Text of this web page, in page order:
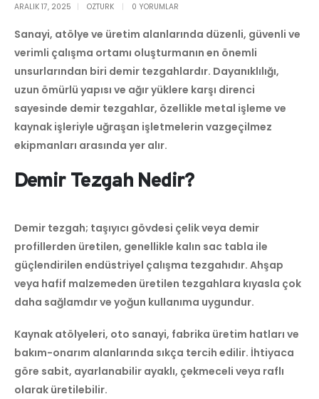
ARALIK 17, 2025 OZTURK 0 YORUMLAR
Sanayi, atölye ve üretim alanlarında düzenli, güvenli ve
verimli çalışma ortamı oluşturmanın en önemli
unsurlarından biri demir tezgahlardır. Dayanıklılığı,
uzun ömürlü yapısı ve ağır yüklere karşı direnci
sayesinde demir tezgahlar, özellikle metal işleme ve
kaynak işleriyle uğraşan işletmelerin vazgeçilmez
ekipmanları arasında yer alır.
Demir Tezgah Nedir?
Demir tezgah; taşıyıcı gövdesi çelik veya demir
profillerden üretilen, genellikle kalın sac tabla ile
güçlendirilen endüstriyel çalışma tezgahıdır. Ahşap
veya hafif malzemeden üretilen tezgahlara kıyasla çok
daha sağlamdır ve yoğun kullanıma uygundur.
Kaynak atölyeleri, oto sanayi, fabrika üretim hatları ve
bakım-onarım alanlarında sıkça tercih edilir. İhtiyaca
göre sabit, ayarlanabilir ayaklı, çekmeceli veya raflı
olarak üretilebilir.